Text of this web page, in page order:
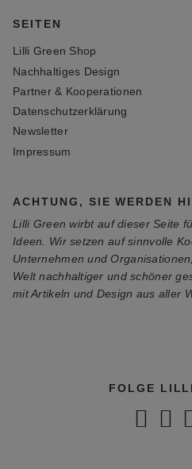
SEITEN
Lilli Green Shop
Nachhaltiges Design
Partner & Kooperationen
Datenschutzerklärung
Newsletter
Impressum
ACHTUNG, SIE WERDEN
Lilli Green wirbt auf dieser Seite
Ideen. Wir setzen auf sinnvolle
Unternehmen und
Welt nachhaltiger und schöner
mit Artikeln und Design aus aller
FOLGE